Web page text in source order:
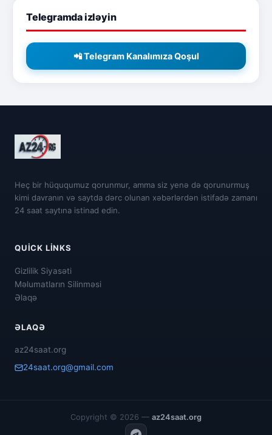
Telegramda izləyin
📲 Telegram Kanalımıza Qoşul
Heç bir hüququmuz qorunmur, amma siz yenə də qorunurmuş
kimi davranın və saytda dərc olunan xəbərlərdən istifadə zamanı
24 saat saytına istinad edin.
QUICK LINKS
Gizlilik Siyasəti
Məlumatların Silinməsi
Əlaqə
ƏLAQƏ
az24saat.org
24saat.org@gmail.com
Copyright © 2026 — az24saat.org